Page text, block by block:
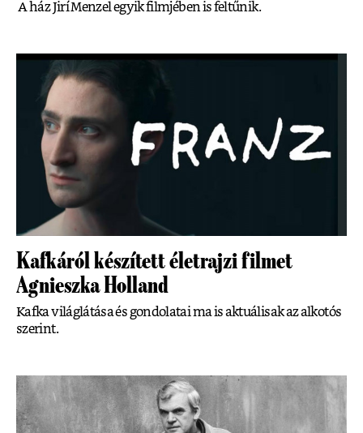
A ház Jirí Menzel egyik filmjében is feltűnik.
Kafkáról készített életrajzi filmet
Agnieszka Holland
Kafka világlátása és gondolatai ma is aktuálisak az alkotós
szerint.